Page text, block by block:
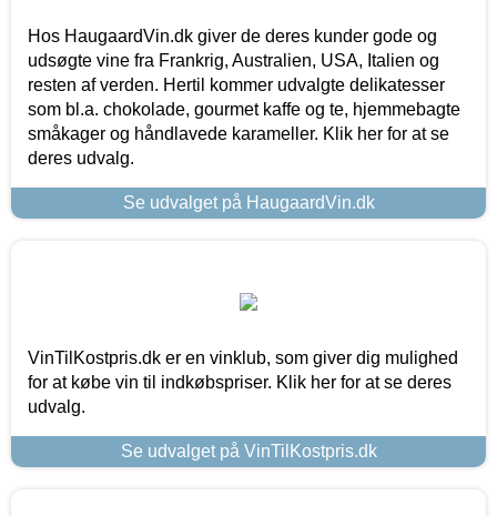
Hos HaugaardVin.dk giver de deres kunder gode og
udsøgte vine fra Frankrig, Australien, USA, Italien og
resten af verden. Hertil kommer udvalgte delikatesser
som bl.a. chokolade, gourmet kaffe og te, hjemmebagte
småkager og håndlavede karameller. Klik her for at se
deres udvalg.
Se udvalget på HaugaardVin.dk
VinTilKostpris.dk er en vinklub, som giver dig mulighed
for at købe vin til indkøbspriser. Klik her for at se deres
udvalg.
Se udvalget på VinTilKostpris.dk